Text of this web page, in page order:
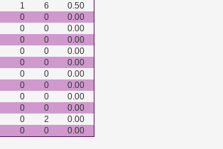
1 6
0.50
0 0
0.00
0 0
0.00
0 0
0.00
0 0
0.00
0 0
0.00
0 0
0.00
0 0
0.00
0 0
0.00
0 0
0.00
0 2
0.00
0 0 0.00